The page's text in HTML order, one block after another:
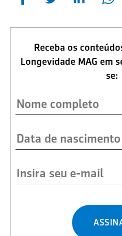
Receba os
Longevidade MAG em
se: